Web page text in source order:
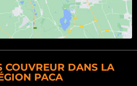
COUVREUR DANS LA
PACA